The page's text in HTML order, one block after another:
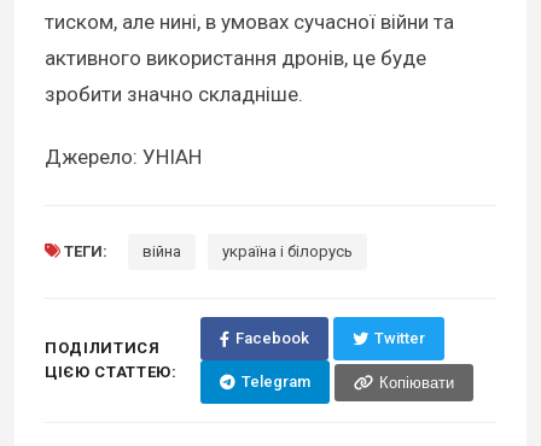
тиском, але нині, в умовах сучасної війни та
активного використання дронів, це буде
зробити значно складніше.
Джерело: УНІАН
ТЕГИ: війна україна і білорусь
ПОДІЛИТИСЯ
ЦІЄЮ СТАТТЕЮ:
Facebook Twitter
Telegram Копіювати